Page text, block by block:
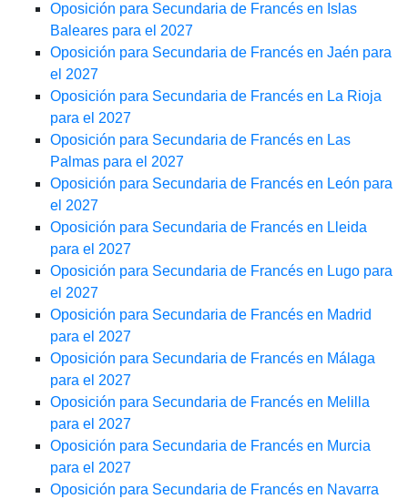
Oposición para Secundaria de Francés en Islas
Baleares para el 2027
Oposición para Secundaria de Francés en Jaén para
el 2027
Oposición para Secundaria de Francés en La Rioja
para el 2027
Oposición para Secundaria de Francés en Las
Palmas para el 2027
Oposición para Secundaria de Francés en León para
el 2027
Oposición para Secundaria de Francés en Lleida
para el 2027
Oposición para Secundaria de Francés en Lugo para
el 2027
Oposición para Secundaria de Francés en Madrid
para el 2027
Oposición para Secundaria de Francés en Málaga
para el 2027
Oposición para Secundaria de Francés en Melilla
para el 2027
Oposición para Secundaria de Francés en Murcia
para el 2027
Oposición para Secundaria de Francés en Navarra